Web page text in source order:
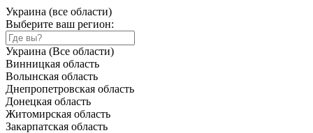
Украина (все области)
Выберите ваш регион:
Украина (Все области)
Винницкая область
Волынская область
Днепропетровская область
Донецкая область
Житомирская область
Закарпатская область